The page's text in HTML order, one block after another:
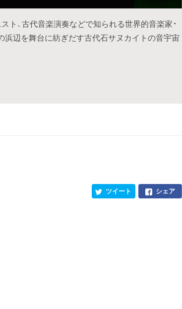
ト、古代音楽演奏などで知られる世界的音楽家・
浜辺を舞台に紡ぎだす古代石サヌカイトの音宇宙
シェア
ツイート